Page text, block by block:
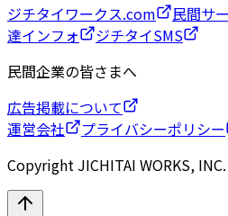
ジチタイワークス.com
民間サ
達インフォ
ジチタイSMS
民間企業の皆さまへ
広告掲載について
運営会社
プライバシーポリシー
Copyright JICHITAI WORKS, INC.